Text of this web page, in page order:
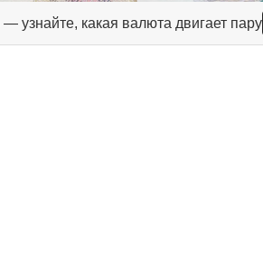
— узнайте, какая валюта двигает пару